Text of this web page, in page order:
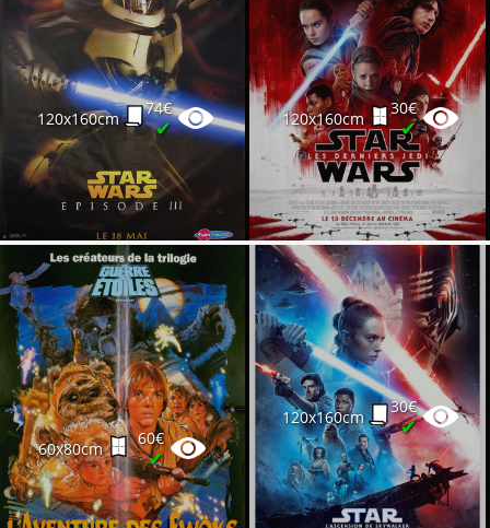
120x160cm
74€
✔ 120x160cm
30€
✔
60x80cm
60€
✔
120x160cm
30€
✔